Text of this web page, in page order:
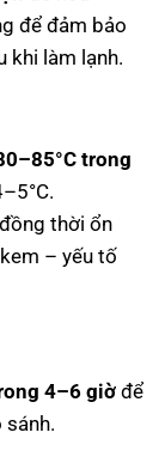
để đảm bảo
khi làm lạnh.
trong
thời ổn
– yếu tố
4–6 giờđể